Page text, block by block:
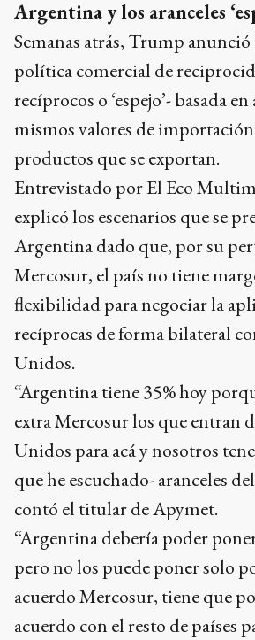
Argentina y los aranceles
Semanas atrás, Trump
política comercial de
recíprocos o ‘espejo’- basada
mismos valores de
productos que se exportan.
Entrevistado por El Eco
explicó los escenarios que se
Argentina dado que, por su
Mercosur, el país no tiene
flexibilidad para negociar la
recíprocas de forma bilateral
Unidos.
“Argentina tiene 35% hoy
extra Mercosur los que entran
Unidos para acá y nosotros
que he escuchado- aranceles
contó el titular de Apymet.
“Argentina debería poder
pero no los puede poner solo
acuerdo Mercosur, tiene que
acuerdo con el resto de países